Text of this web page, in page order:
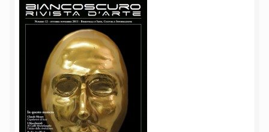
originale
era:
5,00 €.
attuale
è:
0,99 €.